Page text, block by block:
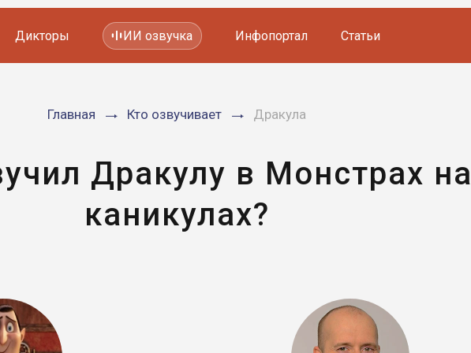
Мультфильмов
Дикторы ИИ озвучка Инфопортал Статьи
Главная Кто озвучивает Дракула
Дракулу в Монстрах на
каникулах?